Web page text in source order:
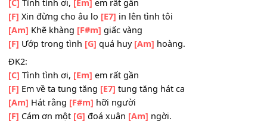
[F] Em là xuân cho[G]én hân hoan
[C]Nhẹ trôi, những[Em]ngày thu qua
[F] Hồ in một[G] vầng trăng.
ĐK1:
[C] Tình tình ơi,[Em]em rất gần
[F] Xin đừng cho âu lo[E7]in lên tình tôi
[Am] Khẽ khàng[F#m]giấc vàng
[F] Ướp trong tình[G]quá huy [Am]